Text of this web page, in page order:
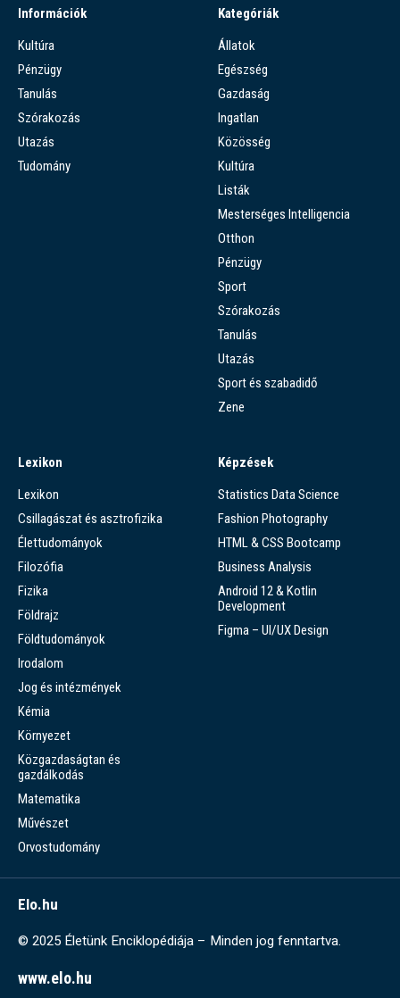
Információk
Kultúra
Pénzügy
Tanulás
Szórakozás
Utazás
Tudomány
Kategóriák
Állatok
Egészség
Gazdaság
Ingatlan
Közösség
Kultúra
Listák
Mesterséges Intelligencia
Otthon
Pénzügy
Sport
Szórakozás
Tanulás
Utazás
Sport és szabadidő
Zene
Lexikon
Lexikon
Csillagászat és asztrofizika
Élettudományok
Filozófia
Fizika
Földrajz
Földtudományok
Irodalom
Jog és intézmények
Kémia
Környezet
Közgazdaságtan és
gazdálkodás
Matematika
Művészet
Orvostudomány
Képzések
Statistics Data Science
Fashion Photography
HTML & CSS Bootcamp
Business Analysis
Android 12 & Kotlin
Development
Figma – UI/UX Design
Elo.hu
© 2025 Életünk Enciklopédiája – Minden jog fenntartva.
www.elo.hu